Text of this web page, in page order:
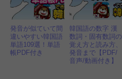
発音が似ていて間
違いやすい韓国語
単語109選！単語
帳PDF付き
韓国語の数字 漢
数詞・固有数詞の
覚え方と読み方、
発音まで【PDF/
音声/動画付き】